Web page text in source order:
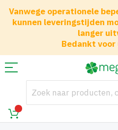
Vanwege operationele
kunnen leveringstijden
langer
Bedankt voor